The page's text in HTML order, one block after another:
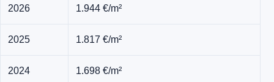
2026 1.944 €/m²
2025 1.817 €/m²
2024 1.698 €/m²